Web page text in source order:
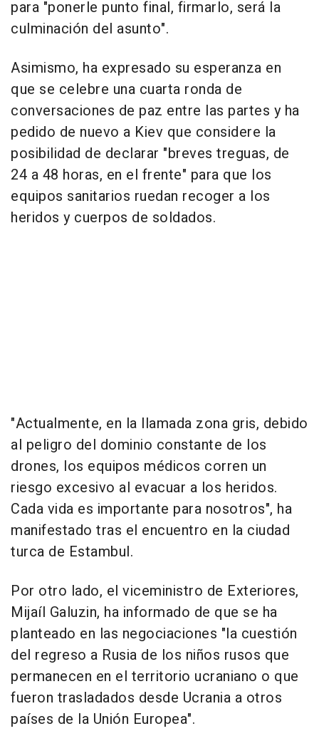
para "ponerle punto final, firmarlo, será la
culminación del asunto".
Asimismo, ha expresado su esperanza en
que se celebre una cuarta ronda de
conversaciones de paz entre las partes y ha
pedido de nuevo a Kiev que considere la
posibilidad de declarar "breves treguas, de
24 a 48 horas, en el frente" para que los
equipos sanitarios ruedan recoger a los
heridos y cuerpos de soldados.
"Actualmente, en la llamada zona gris, debido
al peligro del dominio constante de los
drones, los equipos médicos corren un
riesgo excesivo al evacuar a los heridos.
Cada vida es importante para nosotros", ha
manifestado tras el encuentro en la ciudad
turca de Estambul.
Por otro lado, el viceministro de Exteriores,
Mijaíl Galuzin, ha informado de que se ha
planteado en las negociaciones "la cuestión
del regreso a Rusia de los niños rusos que
permanecen en el territorio ucraniano o que
fueron trasladados desde Ucrania a otros
países de la Unión Europea".